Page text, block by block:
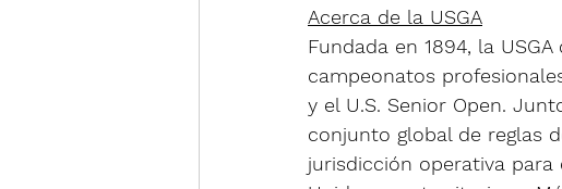
Acerca de la USGA
Fundada en 1894, la
campeonatos
y el U.S. Senior Open.
conjunto global de reglas
jurisdicción operativa